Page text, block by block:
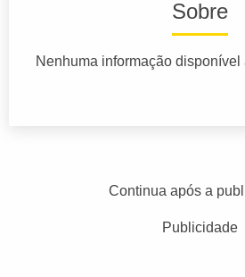
Sobre
Nenhuma informação disponível
Continua após a
Publicidade